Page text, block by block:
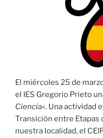
El miércoles 25 de
el IES Gregorio Prieto
Ciencia«. Una actividad
Transición entre Etapas
nuestra localidad, el